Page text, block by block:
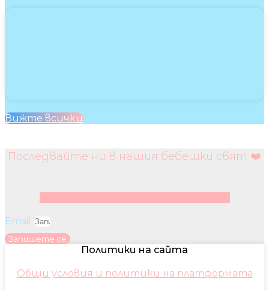
Вижте всички
Последвайте ни в нашия бебешки свят ❤️
Email
Запишете се
Политики на сайта
Общи условия и политики на платформата